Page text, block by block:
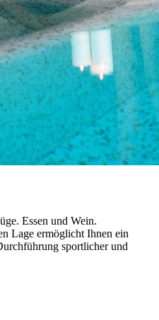
Essen und Wein.
Lage ermöglicht Ihnen ein
sportlicher und